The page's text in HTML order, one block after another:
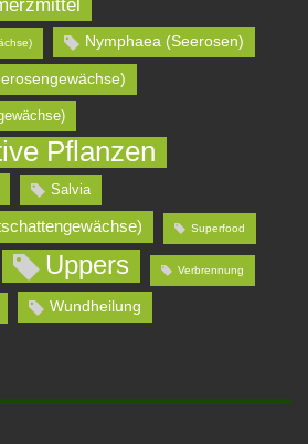
Nymphaea (Seerosen)
Pflanzen
Salvia
Superfood
Uppers Verbrennung
Wundheilung